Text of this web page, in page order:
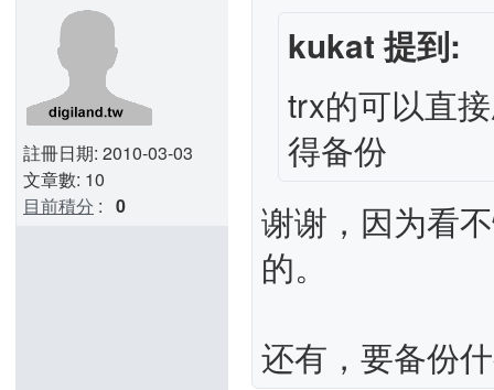
註冊日期: 2010-03-03
文章數: 10
目前積分 : 0
kukat 提到:
trx的可以直
得备份
谢谢，因为看
的。
还有，要备份